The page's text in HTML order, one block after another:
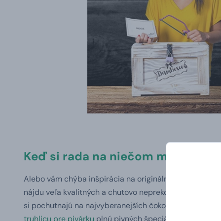
Keď si rada na niečom maškrtí
Alebo vám chýba inšpirácia na originálne vianočné
nájdu veľa kvalitných a chutovo neprekonateľných
si pochutnajú na najvyberanejších čokoládových
truhlicu pre pivárku plnú pivných špeciálov aj